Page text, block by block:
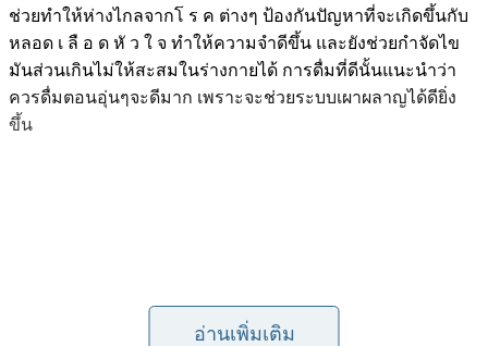
ช่วยทำให้ห่างไกลจากโ ร ค ต่างๆ ป้องกันปัญหาที่จะเกิดขึ้นกับ
หลอด เ ลื อ ด หั ว ใ จ ทำให้ความจำดีขึ้น และยังช่วยกำจัดไข
มันส่วนเกินไม่ให้สะสมในร่างกายได้ การดื่มที่ดีนั้นแนะนำว่า
ควรดื่มตอนอุ่นๆจะดีมาก เพราะจะช่วยระบบเผาผลาญได้ดียิ่ง
ขึ้น
อ่านเพิ่มเติม